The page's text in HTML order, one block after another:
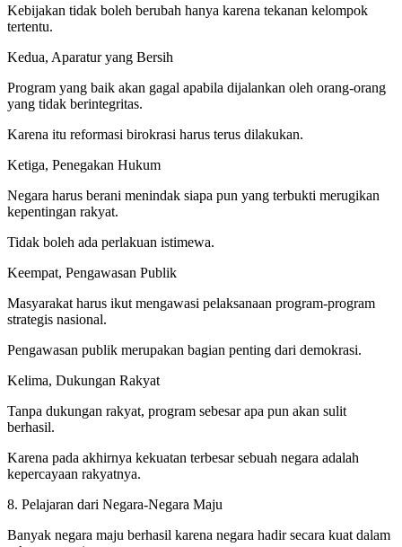
Kebijakan tidak boleh berubah hanya karena tekanan kelompok
tertentu.
Kedua, Aparatur yang Bersih
Program yang baik akan gagal apabila dijalankan oleh orang-orang
yang tidak berintegritas.
Karena itu reformasi birokrasi harus terus dilakukan.
Ketiga, Penegakan Hukum
Negara harus berani menindak siapa pun yang terbukti merugikan
kepentingan rakyat.
Tidak boleh ada perlakuan istimewa.
Keempat, Pengawasan Publik
Masyarakat harus ikut mengawasi pelaksanaan program-program
strategis nasional.
Pengawasan publik merupakan bagian penting dari demokrasi.
Kelima, Dukungan Rakyat
Tanpa dukungan rakyat, program sebesar apa pun akan sulit
berhasil.
Karena pada akhirnya kekuatan terbesar sebuah negara adalah
kepercayaan rakyatnya.
8. Pelajaran dari Negara-Negara Maju
Banyak negara maju berhasil karena negara hadir secara kuat dalam